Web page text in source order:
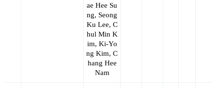
ae Hee Su
ng, Seong
Ku Lee, C
hul Min K
im, Ki-Yo
ng Kim, C
hang Hee
Nam